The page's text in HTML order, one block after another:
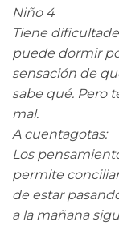
Niño 4
Tiene
puede dormir
sensación de
sabe qué. Pero
mal.
A cuentagotas:
Los
permite
de estar
a la mañana